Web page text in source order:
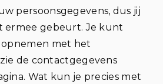
persoonsgegevens, dus jij
ermee gebeurt. Je kunt
met het
de contactgegevens
Wat kun je precies met